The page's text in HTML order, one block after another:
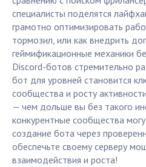
специалисты поделятся
грамотно оптимизировать
тормозил, или как внедрить
геймификационные механики
Discord-ботов стремительно
бот для уровней становится
сообщества и росту
— чем дольше вы без такого
конкурентные сообщества
создание бота через
обеспечьте своему серверу
взаимодействия и роста!